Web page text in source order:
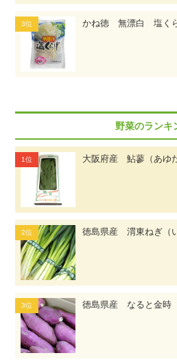
かね徳 無漂白 塩く
野菜のランキ
大阪府産 鮎蓼（あゆ
徳島県産 渭東ねぎ（
徳島県産 なると金時